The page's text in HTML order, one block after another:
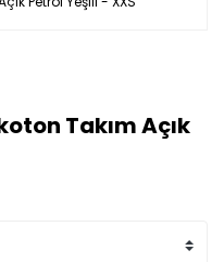
Takım Açık